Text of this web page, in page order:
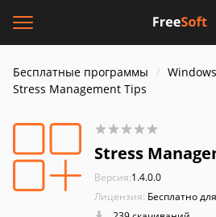
Бесплатные программы
Stress Management Tips
Stress
Версия:1.4.0.0
Лицензия: Бесплатно